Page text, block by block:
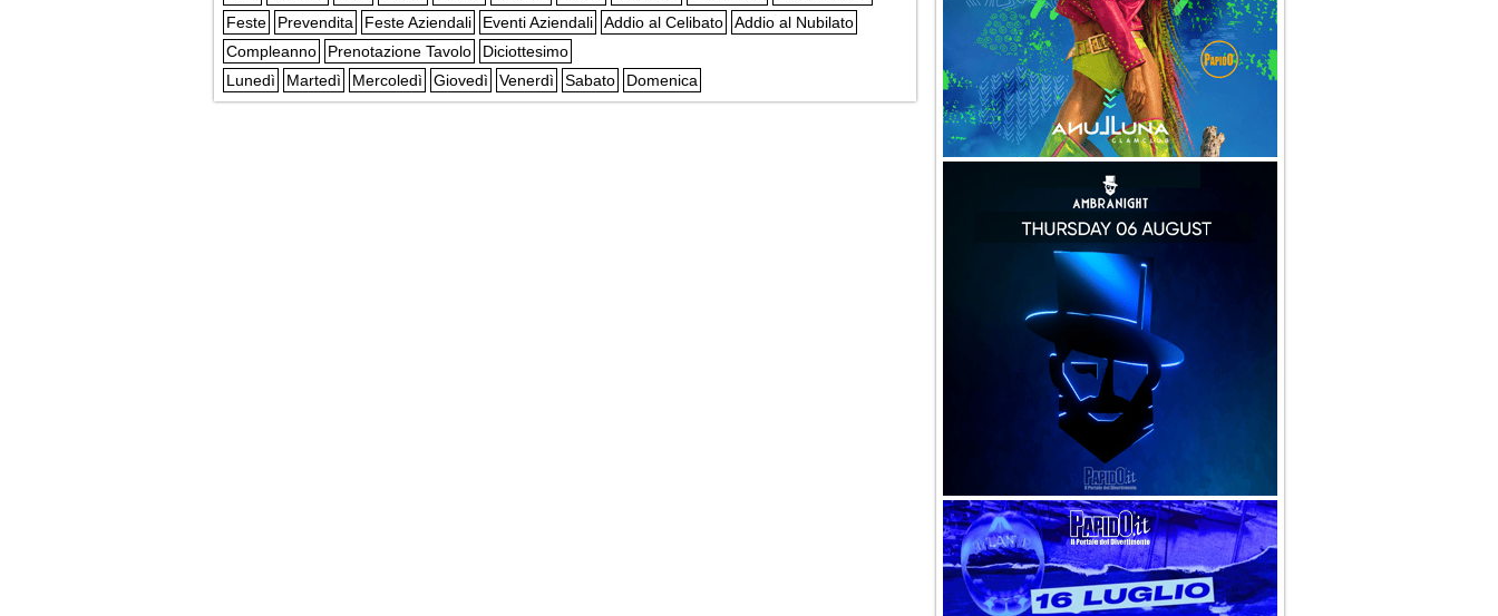
Feste
Prevendita Feste Aziendali Eventi Aziendali Addio al Celibato
Addio al Nubilato
Compleanno
Prenotazione Tavolo
Diciottesimo
Lunedì
Martedì Mercoledì Giovedì Venerdì Sabato Domenica